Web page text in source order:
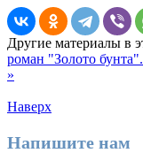
Другие материалы в
роман "Золото бунта".
»
Наверх
Напишите нам